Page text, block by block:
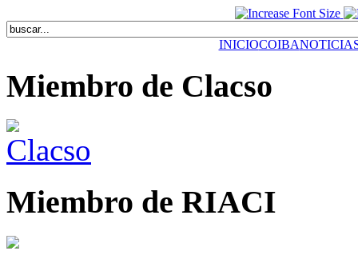
INICIOCOIBA
Miembro de Clacso
Miembro de RIACI